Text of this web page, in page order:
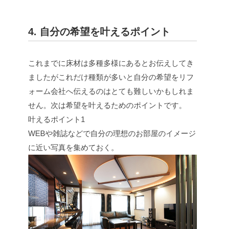
4. 自分の希望を叶えるポイント
これまでに床材は多種多様にあるとお伝えしてき
ましたがこれだけ種類が多いと自分の希望をリフ
ォーム会社へ伝えるのはとても難しいかもしれま
せん。次は希望を叶えるためのポイントです。
叶えるポイント1
WEBや雑誌などで自分の理想のお部屋のイメージ
に近い写真を集めておく。